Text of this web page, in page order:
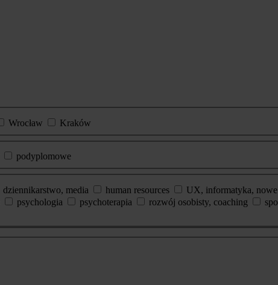
Wrocław
Kraków
podyplomowe
dziennikarstwo, media human resources UX, informatyka,
psychologia psychoterapia rozwój osobisty, coaching